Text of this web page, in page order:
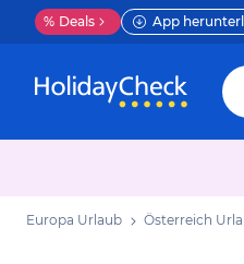
% Deals App
Europa Urlaub Österreich